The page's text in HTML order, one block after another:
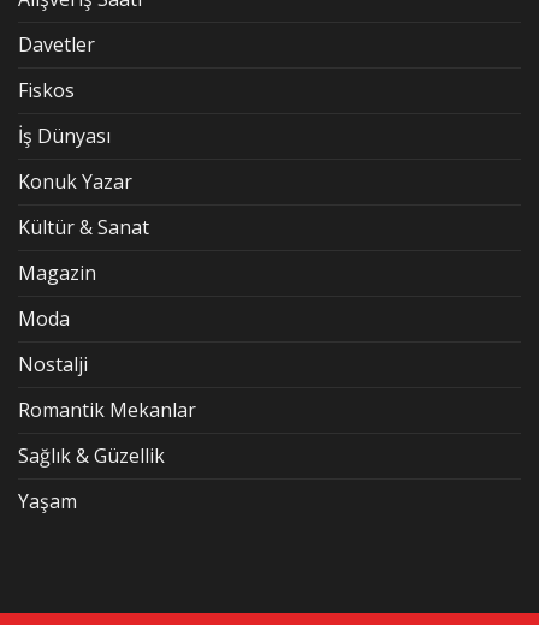
Davetler
Fiskos
İş Dünyası
Konuk Yazar
Kültür & Sanat
Magazin
Moda
Nostalji
Romantik Mekanlar
Sağlık & Güzellik
Yaşam